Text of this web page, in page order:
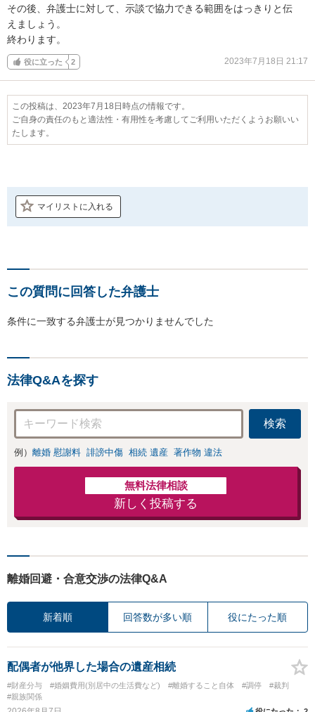
その後、弁護士に対して、示談で協力できる範囲をはっきりと伝
えましょう。
終わります。
役に立った 2 2023年7月18日 21:17
この投稿は、2023年7月18日時点の情報です。
ご自身の責任のもと適法性・有用性を考慮してご利用いただくようお願いい
たします。
マイリストに入れる
この質問に回答した弁護士
条件に一致する弁護士が見つかりませんでした
法律Q&Aを探す
検索
例） 離婚 慰謝料 誹謗中傷 相続 遺産 著作物 違法
無料法律相談
新しく投稿する
離婚回避・合意交渉の法律Q&A
新着順 回答数が多い順 役にたった順
配偶者が他界した場合の遺産相続
#財産分与 #婚姻費用(別居中の生活費など) #離婚すること自体 #調停
#裁判
#親族関係